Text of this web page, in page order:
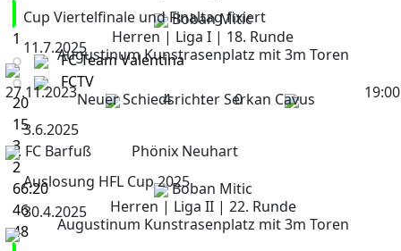
1
FC Team Valentina
FCTV
20
15
3
2
66:20
46
48
Boban Mitic
Herren | Liga I | 18. Runde
Augustinum Kunstrasenplatz mit 3m Toren
27.11.2023
19:00
4 : 0
1. FC Barfuß
Phönix Neuhart
Boban Mitic
Herren | Liga II | 22. Runde
Augustinum Kunstrasenplatz mit 3m Toren
Cup Viertelfinale und Finaltag fixiert
11.7.2025
Neuer Schiedsrichter Serkan Cavus
3.6.2025
Auslosung HFL Cup 2025
30.4.2025